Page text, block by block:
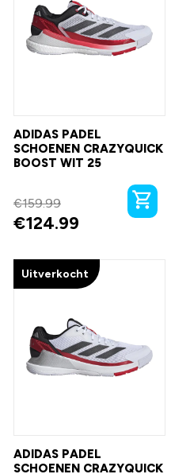
ADIDAS PADEL
SCHOENEN CRAZYQUICK
BOOST WIT 25
€159.99
€124.99
Uitverkocht
ADIDAS PADEL
SCHOENEN CRAZYQUICK